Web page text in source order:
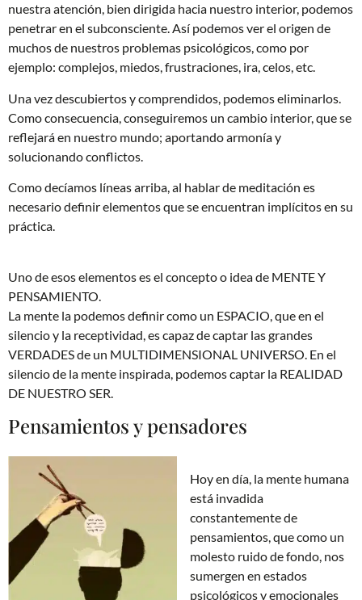
nuestra atención, bien dirigida hacia nuestro interior, podemos
penetrar en el subconsciente. Así podemos ver el origen de
muchos de nuestros problemas psicológicos, como por
ejemplo: complejos, miedos, frustraciones, ira, celos, etc.
Una vez descubiertos y comprendidos, podemos eliminarlos.
Como consecuencia, conseguiremos un cambio interior, que se
reflejará en nuestro mundo; aportando armonía y
solucionando conflictos.
Como decíamos líneas arriba, al hablar de meditación es
necesario definir elementos que se encuentran implícitos en su
práctica.
Uno de esos elementos es el concepto o idea de MENTE Y
PENSAMIENTO.
La mente la podemos definir como un ESPACIO, que en el
silencio y la receptividad, es capaz de captar las grandes
VERDADES de un MULTIDIMENSIONAL UNIVERSO. En el
silencio de la mente inspirada, podemos captar la REALIDAD
DE NUESTRO SER.
Pensamientos y pensadores
Hoy en día, la mente humana
está invadida
constantemente de
pensamientos, que como un
molesto ruido de fondo, nos
sumergen en estados
psicológicos y emocionales